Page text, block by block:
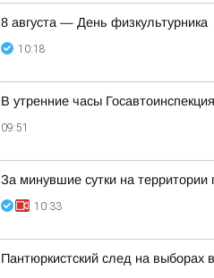
8 августа — День физкультурника
10:18
В утренние часы
09:51
За минувшие сутки на
10:33
Пантюркистский след на выборах